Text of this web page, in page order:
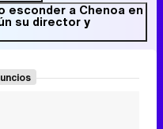
esconder a Chenoa en
su director y